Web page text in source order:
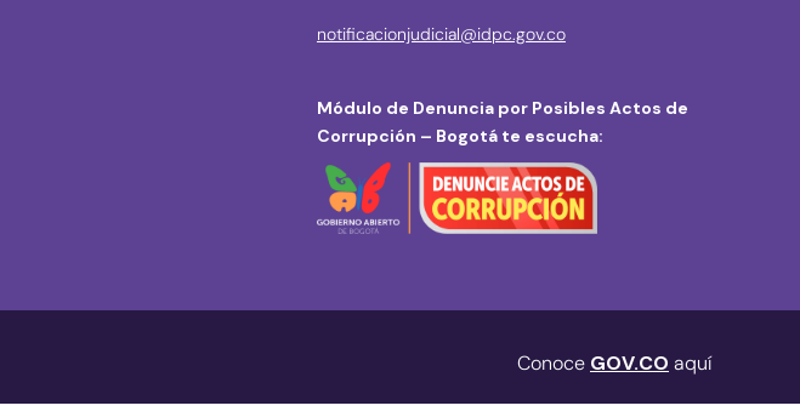
notificacionjudicial@idpc.gov.co
Módulo de Denuncia por Posibles Actos de
Corrupción – Bogotá te escucha:
Conoce GOV.CO aquí